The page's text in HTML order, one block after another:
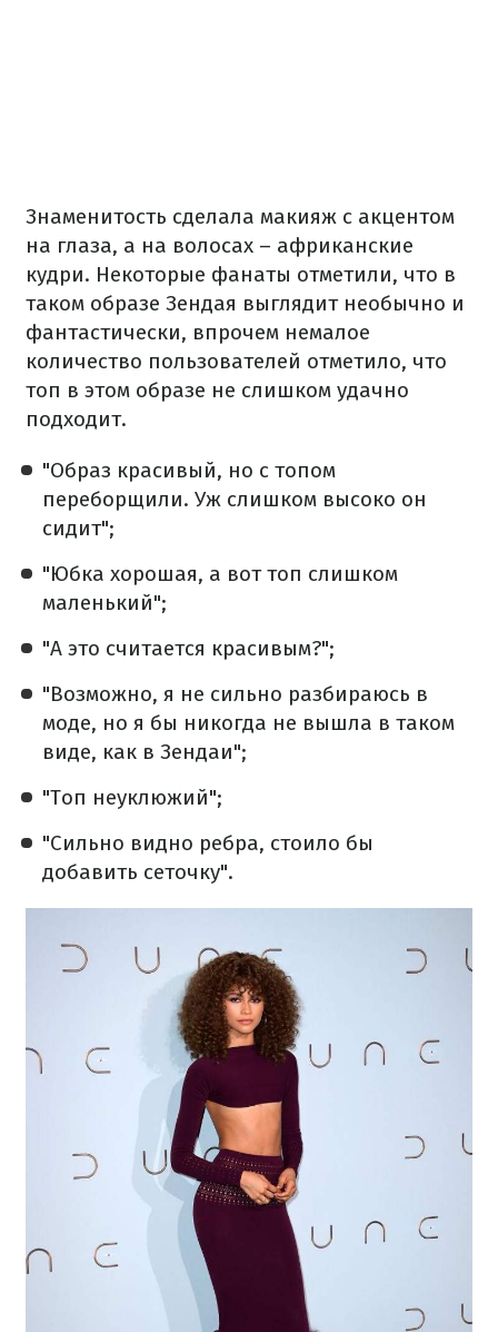
Знаменитость сделала макияж с акцентом
на глаза, а на волосах – африканские
кудри. Некоторые фанаты отметили, что в
таком образе Зендая выглядит необычно и
фантастически, впрочем немалое
количество пользователей отметило, что
топ в этом образе не слишком удачно
подходит.
"Образ красивый, но с топом
переборщили. Уж слишком высоко он
сидит";
"Юбка хорошая, а вот топ слишком
маленький";
"А это считается красивым?";
"Возможно, я не сильно разбираюсь в
моде, но я бы никогда не вышла в таком
виде, как в Зендаи";
"Топ неуклюжий";
"Сильно видно ребра, стоило бы
добавить сеточку".